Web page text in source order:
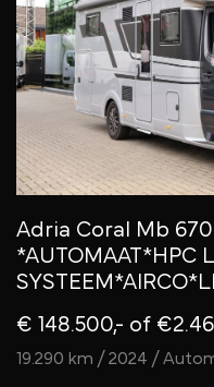
Adria Coral Mb
*AUTOMAAT*HPC
€ 148.500,- of
19.290 km / 2024 /